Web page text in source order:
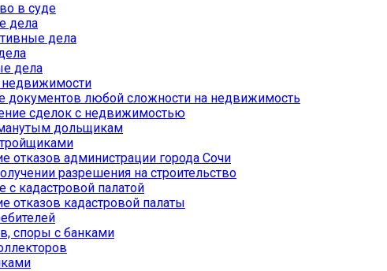
в суде
дела
дела
дела
документов любой сложности на недвижимость
сделок с недвижимостью
дольщикам
отказов администрации города Сочи
разрешения на строительство
с кадастровой палатой
отказов кадастровой палаты
споры с банками